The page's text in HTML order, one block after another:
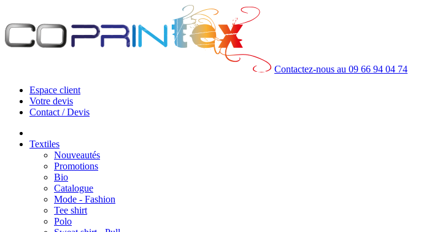
Contactez-nous au 09 66 94 04 74
Espace client
Votre devis
Contact / Devis
Textiles
Nouveautés
Promotions
Bio
Catalogue
Mode - Fashion
Tee shirt
Polo